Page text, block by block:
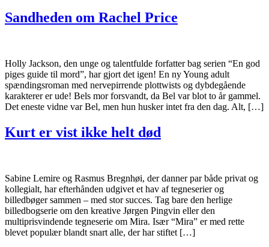
Sandheden om Rachel Price
Holly Jackson, den unge og talentfulde forfatter bag serien “En god
piges guide til mord”, har gjort det igen! En ny Young adult
spændingsroman med nervepirrende plottwists og dybdegående
karakterer er ude! Bels mor forsvandt, da Bel var blot to år gammel.
Det eneste vidne var Bel, men hun husker intet fra den dag. Alt, […]
Kurt er vist ikke helt død
Sabine Lemire og Rasmus Bregnhøi, der danner par både privat og
kollegialt, har efterhånden udgivet et hav af tegneserier og
billedbøger sammen – med stor succes. Tag bare den herlige
billedbogserie om den kreative Jørgen Pingvin eller den
multiprisvindende tegneserie om Mira. Især “Mira” er med rette
blevet populær blandt snart alle, der har stiftet […]